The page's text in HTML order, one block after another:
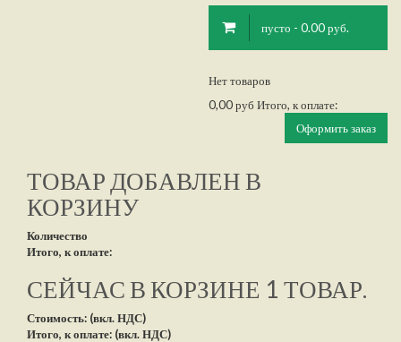
пусто - 0.00 руб.
Нет товаров
0,00 руб Итого, к оплате:
Оформить заказ
ТОВАР ДОБАВЛЕН В
КОРЗИНУ
Количество
Итого, к оплате:
СЕЙЧАС В КОРЗИНЕ 1 ТОВАР.
Стоимость: (вкл. НДС)
Итого, к оплате: (вкл. НДС)